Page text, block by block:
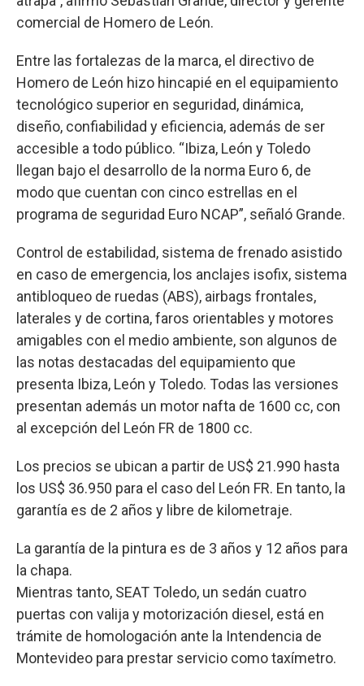
comercial de Homero de León.
Entre las fortalezas de la marca, el directivo de
Homero de León hizo hincapié en el equipamiento
tecnológico superior en seguridad, dinámica,
diseño, confiabilidad y eficiencia, además de ser
accesible a todo público. “Ibiza, León y Toledo
llegan bajo el desarrollo de la norma Euro 6, de
modo que cuentan con cinco estrellas en el
programa de seguridad Euro NCAP”, señaló Grande.
Control de estabilidad, sistema de frenado asistido
en caso de emergencia, los anclajes isofix, sistema
antibloqueo de ruedas (ABS), airbags frontales,
laterales y de cortina, faros orientables y motores
amigables con el medio ambiente, son algunos de
las notas destacadas del equipamiento que
presenta Ibiza, León y Toledo. Todas las versiones
presentan además un motor nafta de 1600 cc, con
al excepción del León FR de 1800 cc.
Los precios se ubican a partir de US$ 21.990 hasta
los US$ 36.950 para el caso del León FR. En tanto, la
garantía es de 2 años y libre de kilometraje.
La garantía de la pintura es de 3 años y 12 años para
la chapa.
Mientras tanto, SEAT Toledo, un sedán cuatro
puertas con valija y motorización diesel, está en
trámite de homologación ante la Intendencia de
Montevideo para prestar servicio como taxímetro.